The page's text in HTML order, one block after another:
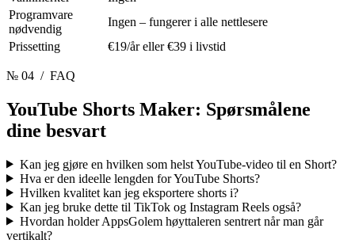
Programvare
nødvendig
Ingen – fungerer i alle nettlesere
Prissetting
€19/år eller €39 i livstid
№ 04 / FAQ
YouTube Shorts Maker: Spørsmålene
dine besvart
Kan jeg gjøre en hvilken som helst YouTube-video til en Short?
Hva er den ideelle lengden for YouTube Shorts?
Hvilken kvalitet kan jeg eksportere shorts i?
Kan jeg bruke dette til TikTok og Instagram Reels også?
Hvordan holder AppsGolem høyttaleren sentrert når man går
vertikalt?